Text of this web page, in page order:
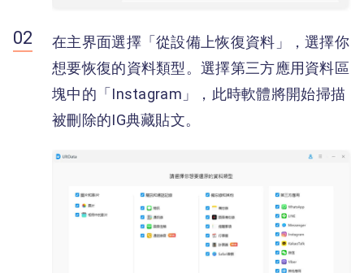
在主界面選擇「從設備上恢復資料」，選擇你
想要恢復的資料類型。選擇第三方應用資料區
塊中的「Instagram」，此時軟體將開始掃描
被刪除的IG典藏貼文。